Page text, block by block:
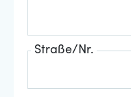
Straße/Nr.